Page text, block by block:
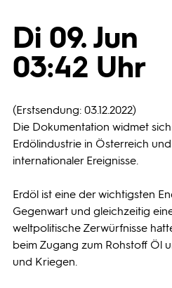
Di 09. Jun
03:42 Uhr
(Erstsendung: 03.12.2022)
Die Dokumentation widmet
Erdölindustrie in Österreich
internationaler Ereignisse.
Erdöl ist eine der wichtigsten
Gegenwart und gleichzeitig
weltpolitische Zerwürfnisse
beim Zugang zum Rohstoff Öl
und Kriegen.